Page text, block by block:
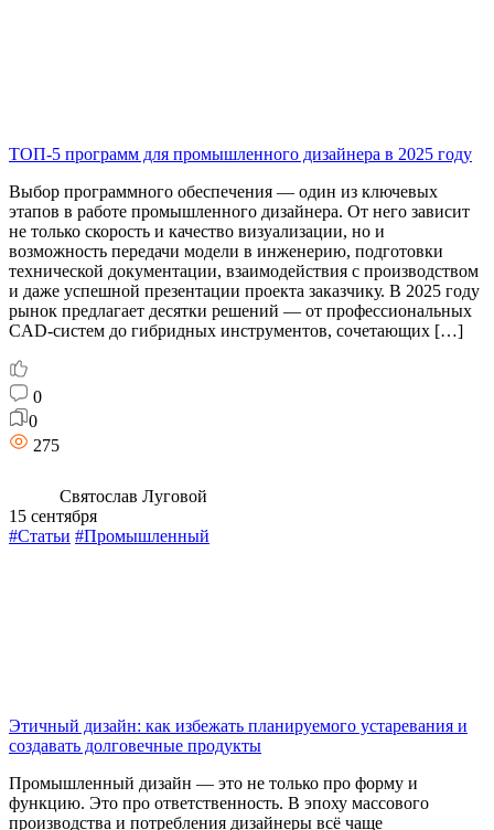
ТОП-5 программ для промышленного дизайнера в 2025 году
Выбор программного обеспечения — один из ключевых
этапов в работе промышленного дизайнера. От него зависит
не только скорость и качество визуализации, но и
возможность передачи модели в инженерию, подготовки
технической документации, взаимодействия с производством
и даже успешной презентации проекта заказчику. В 2025 году
рынок предлагает десятки решений — от профессиональных
CAD-систем до гибридных инструментов, сочетающих […]
0
0
275
Святослав Луговой
15 сентября
#Статьи #Промышленный
Этичный дизайн: как избежать планируемого устаревания и
создавать долговечные продукты
Промышленный дизайн — это не только про форму и
функцию. Это про ответственность. В эпоху массового
производства и потребления дизайнеры всё чаще